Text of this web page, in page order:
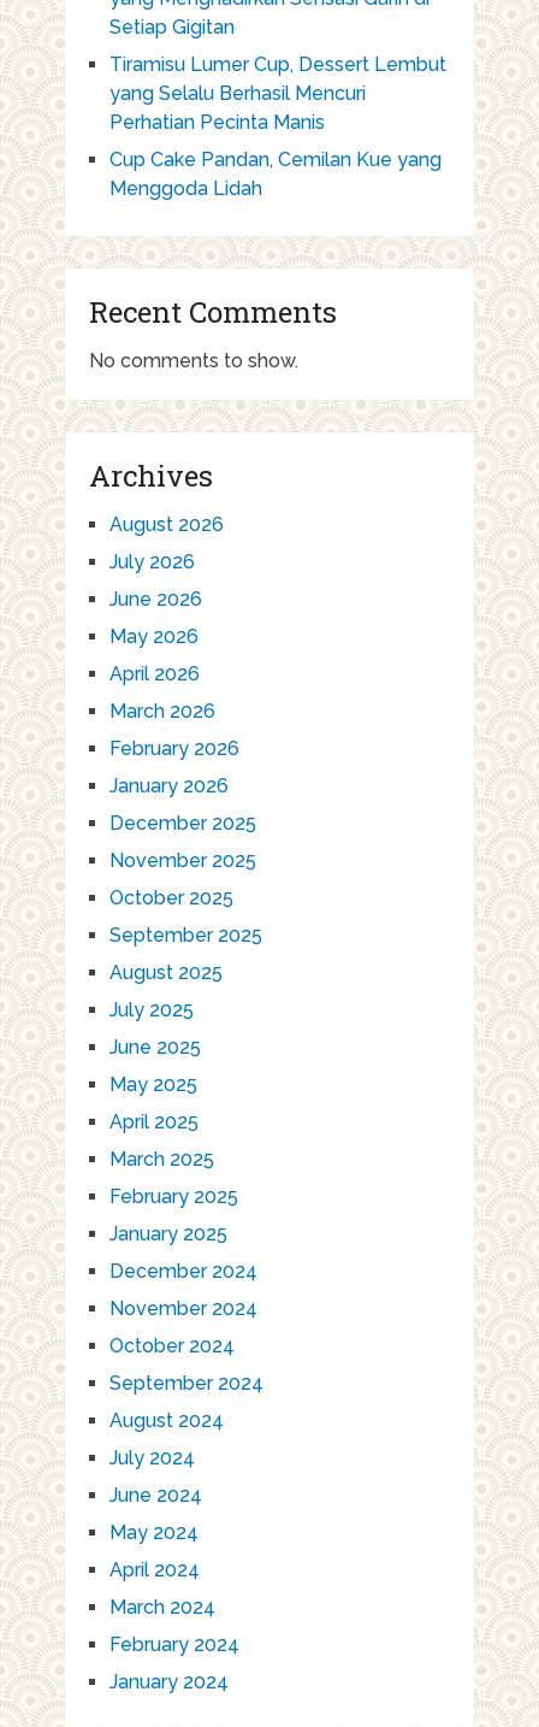
Setiap Gigitan
Tiramisu Lumer Cup, Dessert Lembut
yang Selalu Berhasil Mencuri
Perhatian Pecinta Manis
Cup Cake Pandan, Cemilan Kue yang
Menggoda Lidah
Recent Comments
No comments to show.
Archives
August 2026
July 2026
June 2026
May 2026
April 2026
March 2026
February 2026
January 2026
December 2025
November 2025
October 2025
September 2025
August 2025
July 2025
June 2025
May 2025
April 2025
March 2025
February 2025
January 2025
December 2024
November 2024
October 2024
September 2024
August 2024
July 2024
June 2024
May 2024
April 2024
March 2024
February 2024
January 2024